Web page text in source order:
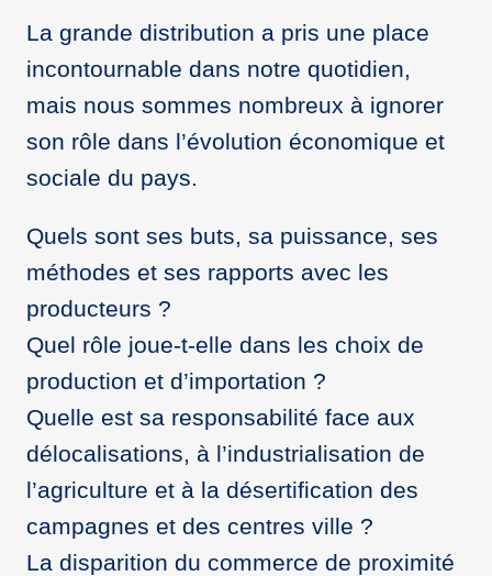
La grande distribution a pris une place
incontournable dans notre quotidien,
mais nous sommes nombreux à ignorer
son rôle dans l’évolution économique et
sociale du pays.
Quels sont ses buts, sa puissance, ses
méthodes et ses rapports avec les
producteurs ?
Quel rôle joue-t-elle dans les choix de
production et d’importation ?
Quelle est sa responsabilité face aux
délocalisations, à l’industrialisation de
l’agriculture et à la désertification des
campagnes et des centres ville ?
La disparition du commerce de proximité